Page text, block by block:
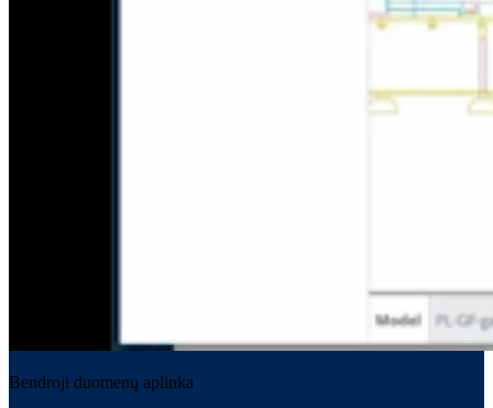
Bendroji duomenų aplinka